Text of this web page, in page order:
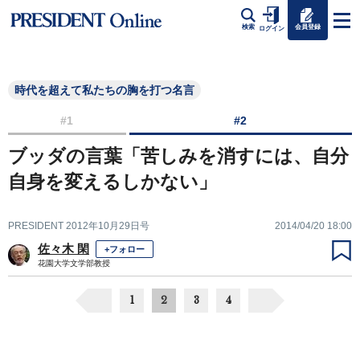
検索 ログイン 会員登録
時代を超えて私たちの胸を打つ名言
#1 #2
ブッダの言葉「苦しみを消すには、自分
自身を変えるしかない」
PRESIDENT 2012年10月29日号 2014/04/20 18:00
佐々木 閑 +フォロー
花園大学文学部教授
1 2 3 4